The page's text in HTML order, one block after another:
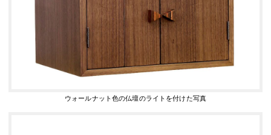
ウォールナット色の仏壇のライトを付けた写真